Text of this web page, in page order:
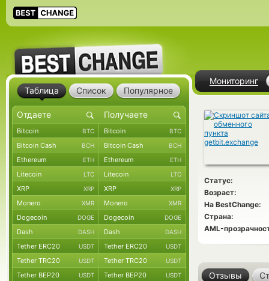
Мониторинг
Статус:
Возраст:
На BestChange:
Страна:
AML-
Отзывы
Таблица Список Популярное
Bitcoin BTC Bitcoin BTC
Bitcoin Cash BCH Bitcoin Cash BCH
Ethereum ETH Ethereum ETH
Litecoin LTC Litecoin LTC
XRP XRP XRP XRP
Monero XMR Monero XMR
Dogecoin DOGE Dogecoin DOGE
Dash DASH Dash DASH
Tether ERC20 USDT Tether ERC20 USDT
Tether TRC20 USDT Tether TRC20 USDT
Tether BEP20 USDT Tether BEP20 USDT